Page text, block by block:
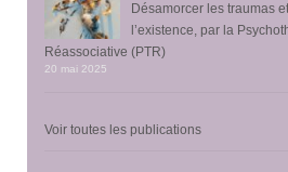
Désamorcer les traumas
l’existence, par la
Réassociative (PTR)
20 mai 2025
Voir toutes les publications